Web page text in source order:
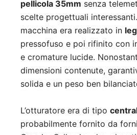
pellicola 35mm senza
scelte progettuali
macchina era realizzato in
pressofuso e poi rifinito con
e cromature lucide.
dimensioni contenute,
solida e un peso ben
L’otturatore era di tipo
probabilmente fornito da